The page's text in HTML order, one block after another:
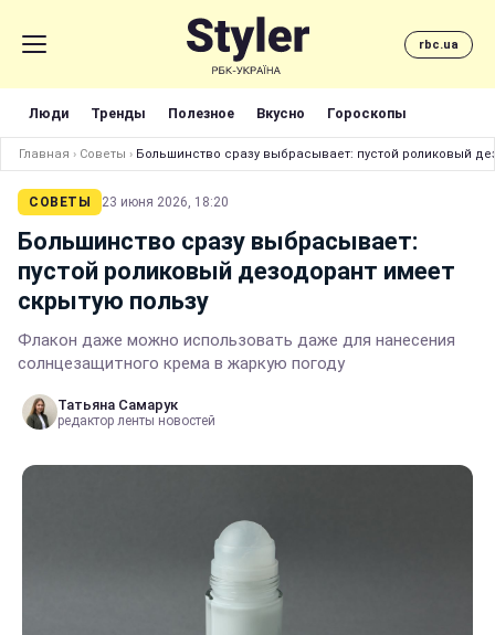
rbc.ua
Люди Тренды Полезное Вкусно Гороскопы
Главная › Советы › Большинство сразу выбрасывает: пустой роликовый
СОВЕТЫ 23 июня 2026, 18:20
Большинство сразу выбрасывает:
пустой роликовый дезодорант имеет
скрытую пользу
Флакон даже можно использовать даже для нанесения
солнцезащитного крема в жаркую погоду
Татьяна Самарук
редактор ленты новостей